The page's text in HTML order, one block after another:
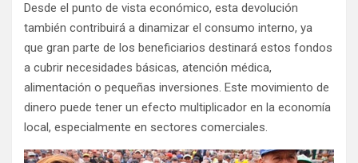
Desde el punto de vista económico, esta devolución
también contribuirá a dinamizar el consumo interno, ya
que gran parte de los beneficiarios destinará estos fondos
a cubrir necesidades básicas, atención médica,
alimentación o pequeñas inversiones. Este movimiento de
dinero puede tener un efecto multiplicador en la economía
local, especialmente en sectores comerciales.